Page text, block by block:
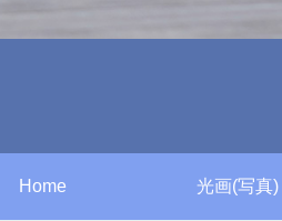
Home 光画(写真)